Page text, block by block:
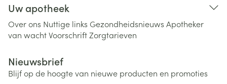
Uw apotheek
Over ons Nuttige links Gezondheidsnieuws Apotheker
van wachtVoorschriftZorgtarieven
Nieuwsbrief
Blijf op de hoogte van nieuwe producten en promoties